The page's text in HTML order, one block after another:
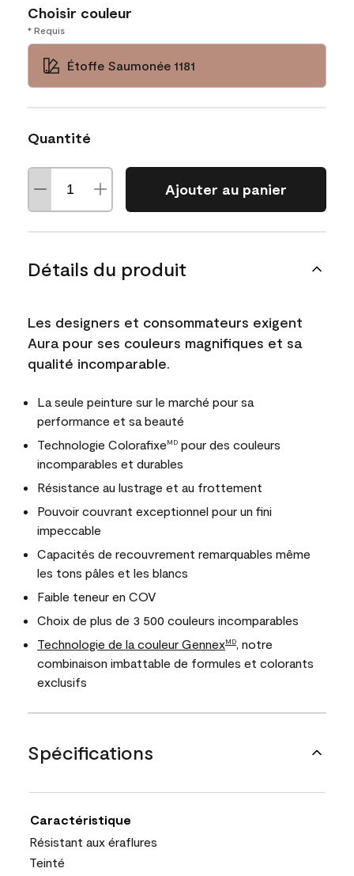
Choisir couleur
* Requis
Étoffe Saumonée 1181
Quantité
Ajouter au panier
Détails du produit
Les designers et consommateurs exigent
Aura pour ses couleurs magnifiques et sa
qualité incomparable.
La seule peinture sur le marché pour sa
performance et sa beauté
Technologie Colorafixe MD pour des couleurs
incomparables et durables
Résistance au lustrage et au frottement
Pouvoir couvrant exceptionnel pour un fini
impeccable
Capacités de recouvrement remarquables même
les tons pâles et les blancs
Faible teneur en COV
Choix de plus de 3 500 couleurs incomparables
Technologie de la couleur GennexMD
, notre
combinaison imbattable de formules et colorants
exclusifs
Spécifications
Caractéristique
Résistant aux éraflures
Teinté